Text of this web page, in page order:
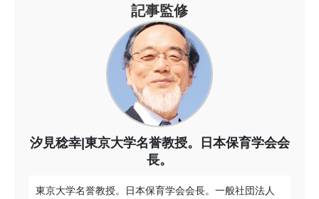
記事監修
汐見稔幸|東京大学名誉教授。日本保育学会会
長。
東京大学名誉教授。日本保育学会会長。一般社団法人